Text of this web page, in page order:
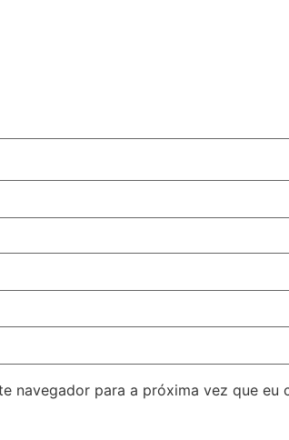
navegador para a próxima vez que eu